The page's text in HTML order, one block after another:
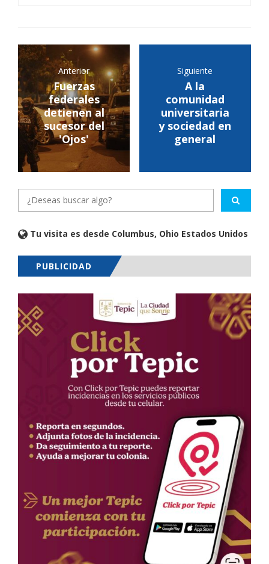
Anterior
Fuerzas
federales
detienen al
sucesor del
'Ojos'
Siguiente
A la
comunidad
universitaria
y sociedad en
general
Tu visita es desde Columbus, Ohio Estados Unidos
PUBLICIDAD